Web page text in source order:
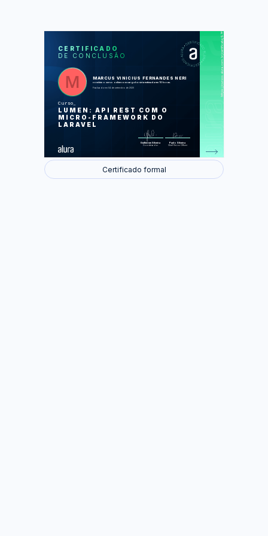
CERTIFICADO
DE CONCLUSÃO
MARCUS VINICIUS FERNANDES NERI
concluiu o curso online com carga horária estimada em 10 horas.
Finalizado em 04 de setembro de 2020
Curso
LUMEN: API REST COM O
MICRO-FRAMEWORK DO
LARAVEL
Guilherme Silveira
Coordenador
Paulo Silveira
Chief Vision Officer
LAS
O primeiro Endpoint
Acesso ao recurso pela API
Navegando e paginando recursos
Autenticação e proteção das rotas
Certificado formal